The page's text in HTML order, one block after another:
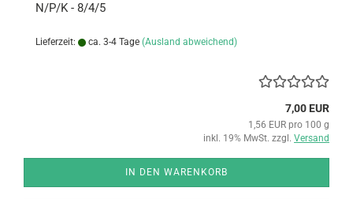
N/P/K - 8/4/5
Lieferzeit: ca. 3-4 Tage (Ausland abweichend)
7,00 EUR
1,56 EUR pro 100 g
inkl. 19% MwSt. zzgl. Versand
IN DEN WARENKORB